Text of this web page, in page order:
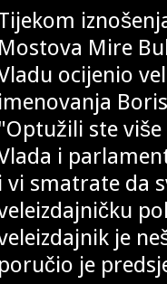
Mostova Mire
ocijenio
imenovanja
ste
i
i vi smatrate da
je
poručio je